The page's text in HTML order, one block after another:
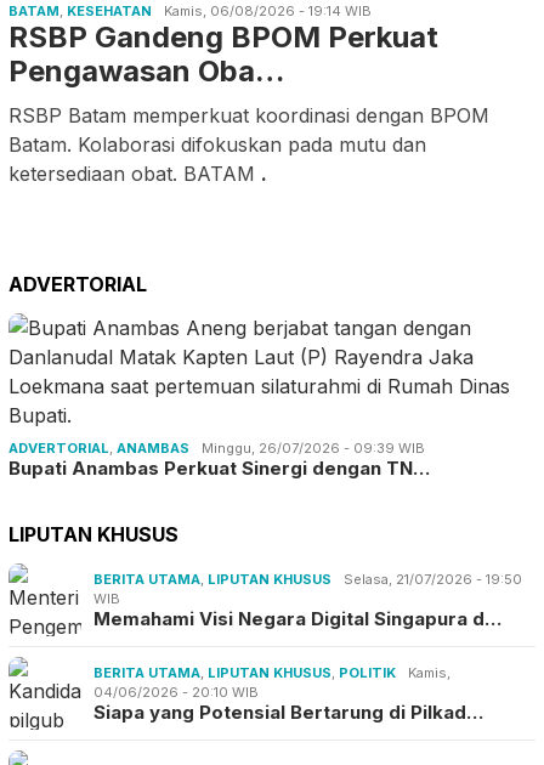
BATAM KESEHATAN Kamis, 06/08/2026 - 19:14 WIB
RSBP Gandeng BPOM Perkuat
Pengawasan Oba…
RSBP Batam memperkuat koordinasi dengan BPOM
Batam. Kolaborasi difokuskan pada mutu dan
ketersediaan obat. BATAM .
ADVERTORIAL
ADVERTORIAL ANAMBAS Minggu, 26/07/2026 - 09:39 WIB
Bupati Anambas Perkuat Sinergi dengan TN…
LIPUTAN KHUSUS
BERITA UTAMA LIPUTAN KHUSUS
Selasa, 21/07/2026 - 19:50
WIB
Memahami Visi Negara Digital Singapura d…
BERITA UTAMA LIPUTAN KHUSUS POLITIK
Kamis,
04/06/2026 - 20:10 WIB
Siapa yang Potensial Bertarung di Pilkad…